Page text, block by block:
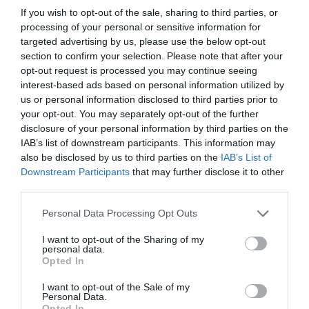
If you wish to opt-out of the sale, sharing to third parties, or
processing of your personal or sensitive information for
targeted advertising by us, please use the below opt-out
section to confirm your selection. Please note that after your
opt-out request is processed you may continue seeing
interest-based ads based on personal information utilized by
us or personal information disclosed to third parties prior to
your opt-out. You may separately opt-out of the further
disclosure of your personal information by third parties on the
IAB’s list of downstream participants. This information may
also be disclosed by us to third parties on the IAB’s List of
Downstream Participants that may further disclose it to other
Personal Data Processing Opt Outs
I want to opt-out of the Sharing of my
personal data.
Opted In
I want to opt-out of the Sale of my
Personal Data.
Madrid, donde disponemos de unshowroomen el
barrio de Salamanca, liderado por mi hermana
Lara Latrilla, directora de expansión de Bocetto”,
detalla Adriana Latrilla. A esto se suma una red de
siete representantes repartidos entre España,
Portugal y Francia, que dan servicio a casi 2.000
clientes.